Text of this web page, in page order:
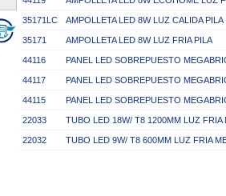
35171LC AMPOLLETA LED 8W LUZ CALIDA PILA
35171 AMPOLLETA LED 8W LUZ FRIA PILA
44116 PANEL LED SOBREPUESTO
44117 PANEL LED SOBREPUESTO
44115 PANEL LED SOBREPUESTO
22033 TUBO LED 18W/ T8 1200MM LUZ FRIA
22032 TUBO LED 9W/ T8 600MM LUZ FRIA